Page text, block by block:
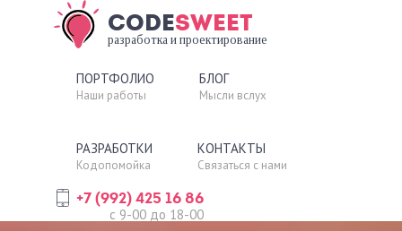
CODESWEET
разработка и проектирование
ПОРТФОЛИО
Наши работы
БЛОГ
Мысли вслух
РАЗРАБОТКИ
Кодопомойка
Шаблон
Blogissimo
КОНТАКТЫ
Связаться с нами
+7 (992) 425 16 86
c 9-00 до 18-00